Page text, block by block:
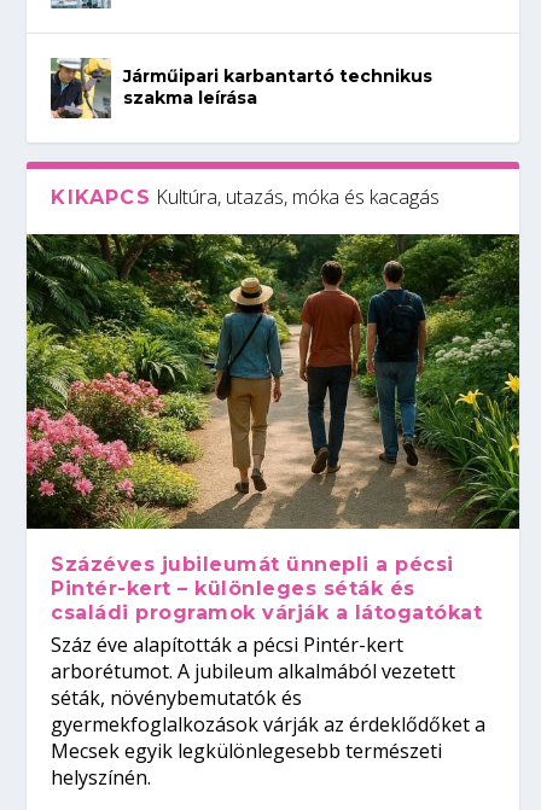
Járműipari karbantartó technikus
szakma leírása
KIKAPCS Kultúra, utazás, móka és kacagás
Százéves jubileumát ünnepli a pécsi
Pintér-kert – különleges séták és
családi programok várják a látogatókat
Száz éve alapították a pécsi Pintér-kert
arborétumot. A jubileum alkalmából vezetett
séták, növénybemutatók és
gyermekfoglalkozások várják az érdeklődőket a
Mecsek egyik legkülönlegesebb természeti
helyszínén.